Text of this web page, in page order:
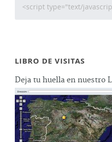
LIBRO DE VISITAS
Deja tu huella en nuestro